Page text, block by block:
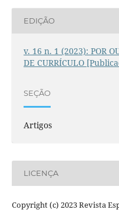
EDIÇÃO
v. 16 n. 1 (2023): POR
DE CURRÍCULO
SEÇÃO
Artigos
LICENÇA
Copyright (c) 2023 Revista